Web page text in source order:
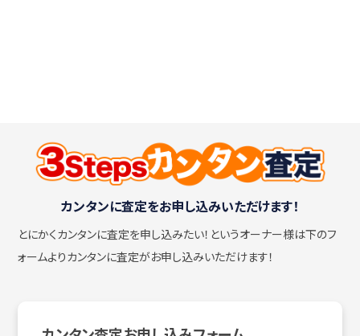
カンタンに査定をお申し込みいただけます！
とにかくカンタンに査定を申し込みたい！ というオーナー様は下のフ
ォームよりカンタンに査定がお申し込みいただけます！